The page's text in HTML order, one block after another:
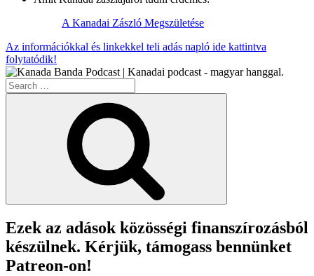
A Kanadai Zászló Megszületése
Az információkkal és linkekkel teli adás napló ide kattintva
folytatódik!
Search
for:
Ezek az adások közösségi finanszírozásból
készülnek. Kérjük, támogass bennünket
Patreon-on!